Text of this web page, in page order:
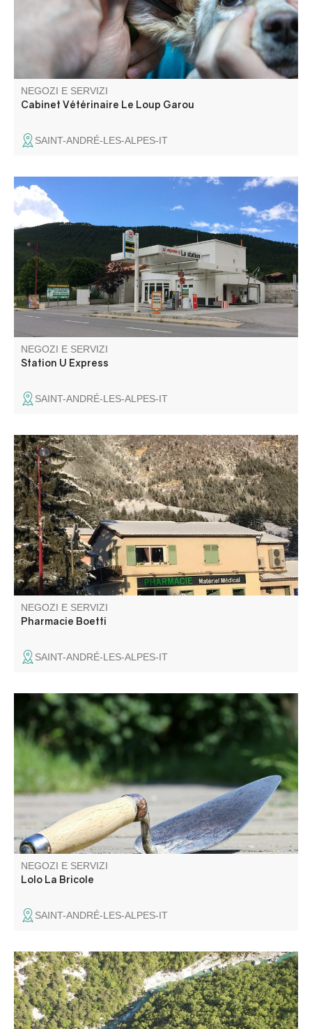
NEGOZI E SERVIZI
Cabinet Vétérinaire Le Loup Garou
SAINT-ANDRÉ-LES-ALPES-IT
La stazione U Express è aperta 24 ore su 24, tutto l'anno,
di fronte al supermercato U Express.
NEGOZI E SERVIZI
Station U Express
SAINT-ANDRÉ-LES-ALPES-IT
Vi accogliamo tutto l'anno nel centro del paese.
NEGOZI E SERVIZI
Pharmacie Boetti
SAINT-ANDRÉ-LES-ALPES-IT
NEGOZI E SERVIZI
Lolo La Bricole
SAINT-ANDRÉ-LES-ALPES-IT
Bruno Potié, guida di alta montagna, vi propone delle
uscite : - arrampicata su roccia - vie principali - canyoning
familiare o sportivo - Discesa in acqua - Via cordata -
escursionismo